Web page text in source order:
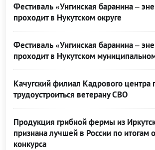
Фестиваль «Унгинская баранина –
проходит в Нукутском округе
Фестиваль «Унгинская баранина –
проходит в Нукутском
Качугский филиал Кадрового центра
трудоустроиться ветерану СВО
Продукция грибной фермы из
признана лучшей в России по итогам
конкурса